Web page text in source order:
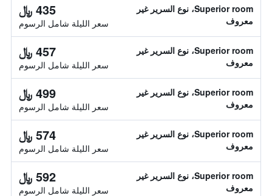
Superior room، نوع السرير غير
معروف
435 ﷼
سعر الليلة شامل الرسوم
Superior room، نوع السرير غير
معروف
457 ﷼
سعر الليلة شامل الرسوم
Superior room، نوع السرير غير
معروف
499 ﷼
سعر الليلة شامل الرسوم
Superior room، نوع السرير غير
معروف
574 ﷼
سعر الليلة شامل الرسوم
Superior room، نوع السرير غير
معروف
592 ﷼
سعر الليلة شامل الرسوم